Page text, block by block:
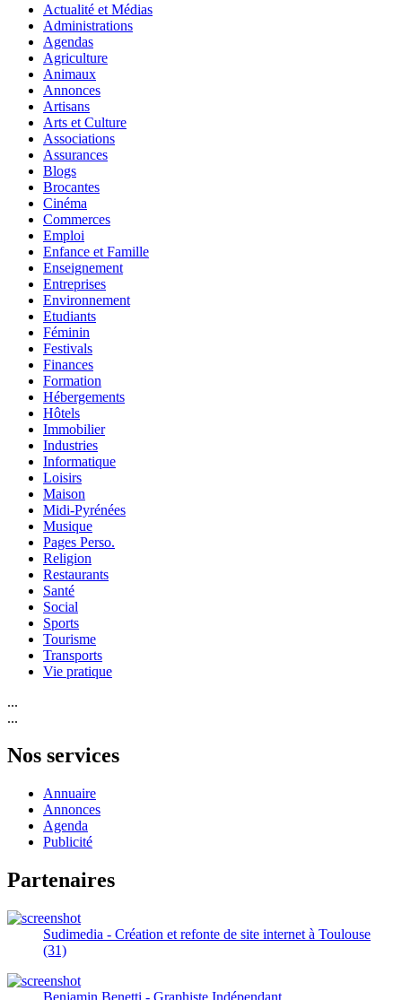
Actualité et Médias
Administrations
Agendas
Agriculture
Animaux
Annonces
Artisans
Arts et Culture
Associations
Assurances
Blogs
Brocantes
Cinéma
Commerces
Emploi
Enfance et Famille
Enseignement
Entreprises
Environnement
Etudiants
Féminin
Festivals
Finances
Formation
Hébergements
Hôtels
Immobilier
Industries
Informatique
Loisirs
Maison
Midi-Pyrénées
Musique
Pages Perso.
Religion
Restaurants
Santé
Social
Sports
Tourisme
Transports
Vie pratique
...
...
Nos services
Annuaire
Annonces
Agenda
Publicité
Partenaires
Sudimedia - Création et refonte de site internet à Toulouse
(31)